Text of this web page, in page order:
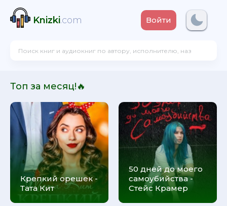
Knizki.com Войти
Топ за месяц!🔥
Крепкий орешек -
Тата Кит
50 дней до моего
самоубийства -
Стейс Крамер